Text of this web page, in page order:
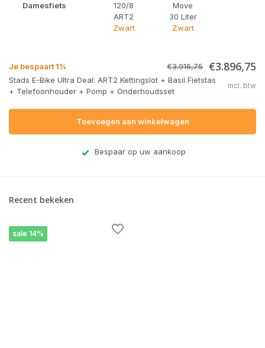
Damesfiets
120/8
ART2
Zwart
Move
30 Liter
Zwart
Je bespaart 1% €3.916,75 €3.896,75
Stads E-Bike Ultra Deal: ART2 Kettingslot + Basil Fietstas
+ Telefoonhouder + Pomp + Onderhoudsset
Incl. btw
Toevoegen aan winkelwagen
Bespaar op uw aankoop
Recent bekeken
sale 14%